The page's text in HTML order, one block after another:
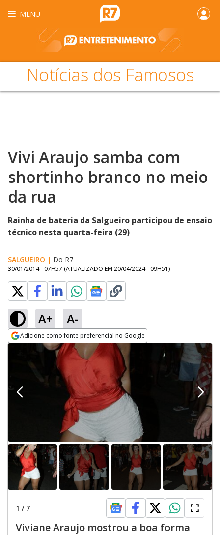
MENU
Notícias dos Famosos
Vivi Araujo samba com
shortinho branco no meio
da rua
Rainha de bateria da Salgueiro participou de ensaio
técnico nesta quarta-feira (29)
SALGUEIRO | Do R7
30/01/2014 - 07H57 (ATUALIZADO EM 20/04/2024 - 09H51)
A+ A-
Adicione como fonte preferencial no Google
Opens in new window
1 / 7
Viviane Araujo mostrou a boa forma